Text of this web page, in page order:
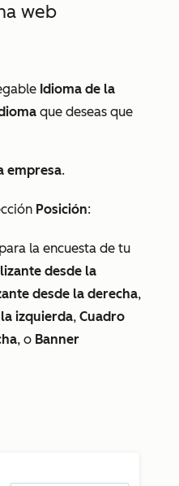
web
Idioma de la
que deseas que
empresa.
Posición:
la encuesta de tu
desde la
desde la derecha,
izquierda, Cuadro
, o Banner